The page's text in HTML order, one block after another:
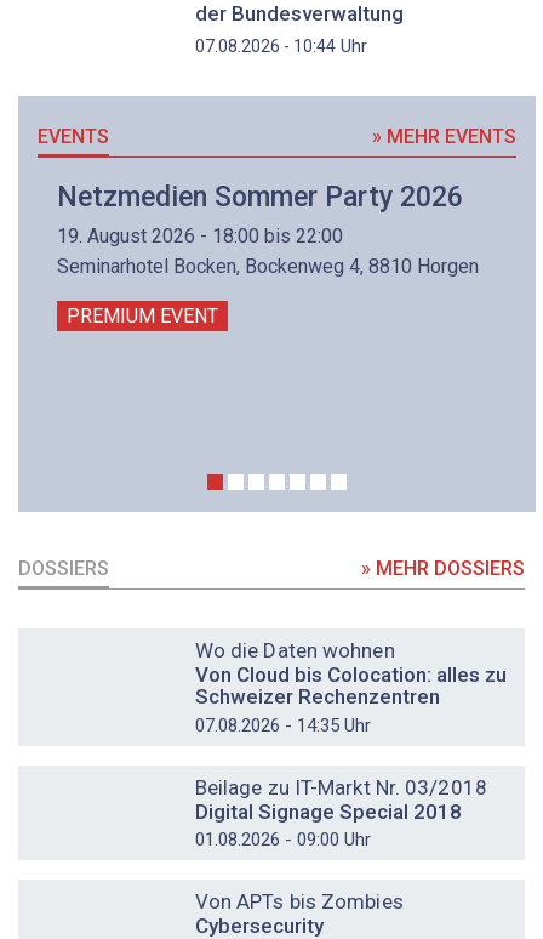
der Bundesverwaltung
07.08.2026 - 10:44Uhr
EVENTS » MEHR EVENTS
Netzmedien Sommer Party 2026
19. August 2026 - 18:00 bis 22:00
Seminarhotel Bocken, Bockenweg 4, 8810 Horgen
PREMIUM EVENT
DOSSIERS » MEHR DOSSIERS
Wo die Daten wohnen
Von Cloud bis Colocation: alles zu
Schweizer Rechenzentren
07.08.2026 - 14:35 Uhr
Beilage zu IT-Markt Nr. 03/2018
Digital Signage Special 2018
01.08.2026 - 09:00 Uhr
Von APTs bis Zombies
Cybersecurity